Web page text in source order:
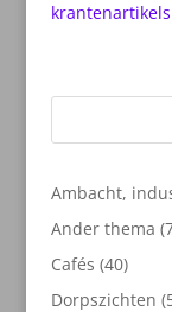
Ambacht,
Ander thema
Cafés 4040
Dorpszichten